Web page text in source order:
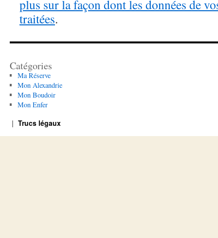
plus sur la façon dont les données de
traitées.
Catégories
Ma Réserve
Mon Alexandrie
Mon Boudoir
Mon Enfer
Trucs légaux